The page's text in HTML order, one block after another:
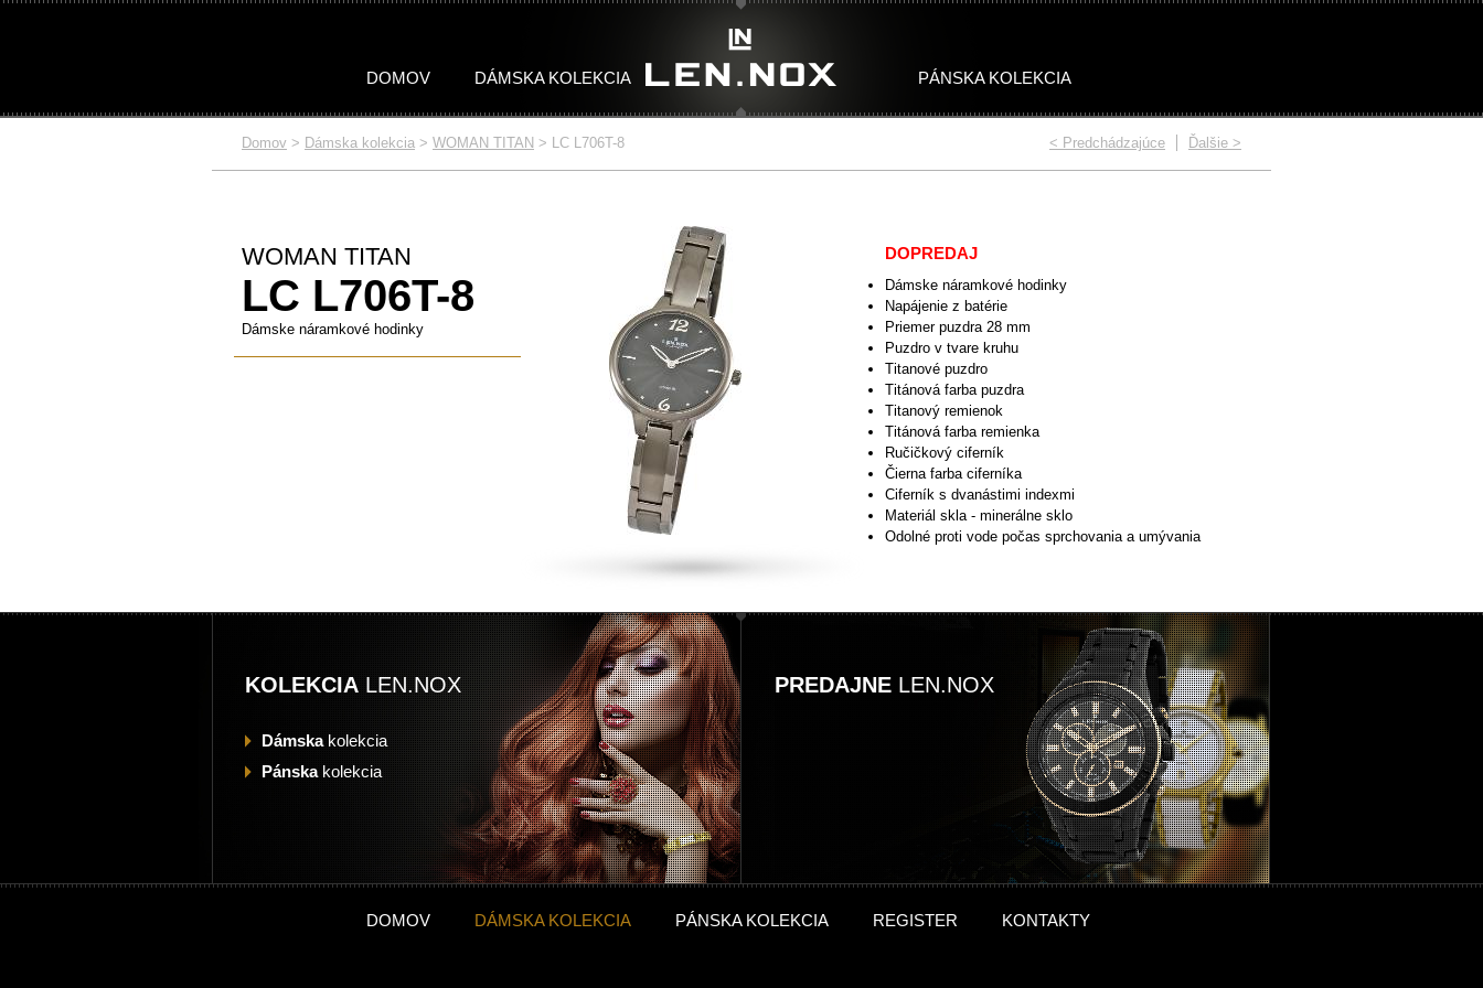
DOMOV DÁMSKA KOLEKCIA
DÁMSKA
Celá kolekcia WOMEN CERAMIC WOMEN CLASSIC WOMEN STONES
PÁNSKA KOLEKCIA
PÁNSKA
Celá kolekcia MAN CHRONO
Domov > Dámska kolekcia > WOMAN TITAN > LC L706T-8 Ďalšie >
< Predchádzajúce
WOMAN TITAN
LC L706T-8
Dámske náramkové hodinky
DOPREDAJ
Dámske náramkové hodinky
Napájenie z batérie
Priemer puzdra 28 mm
Puzdro v tvare kruhu
Titanové puzdro
Titánová farba puzdra
Titanový remienok
Titánová farba remienka
Ručičkový ciferník
Čierna farba ciferníka
Ciferník s dvanástimi indexmi
Materiál skla - minerálne sklo
Odolné proti vode počas sprchovania a umývania
KOLEKCIA LEN.NOX
Dámskakolekcia
Pánskakolekcia
PREDAJNE LEN.NOX
DOMOV DÁMSKA KOLEKCIA PÁNSKA KOLEKCIA REGISTER KONTAKTY